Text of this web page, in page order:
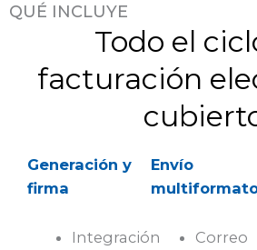
QUÉ INCLUYE
Todo el
facturación
Generación y
firma
Integración
Envío
Correo